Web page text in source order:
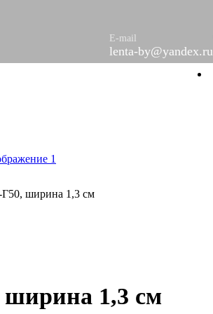
E-mail
lenta-by@yandex.ru
Г50, ширина 1,3 см
ширина 1,3 см